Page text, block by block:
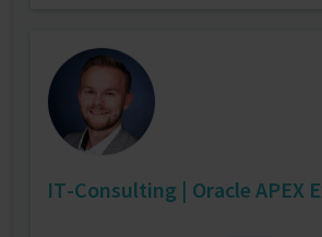
IT-Consulting | Oracle APEX